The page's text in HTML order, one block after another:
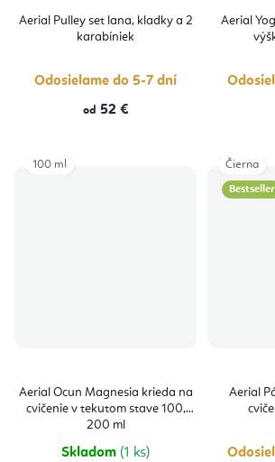
Aerial Pulley set lana, kladky a 2
karabíniek
Odosielame do 5-7 dní
od 52 €
Aerial
Aerial Ocun Magnesia krieda na
cvičenie v tekutom stave 100,
200 ml
Skladom (1 ks)
100 ml
Bestseller
Aerial
Čierna